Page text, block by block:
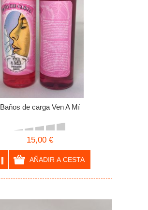
Baños de carga Ven A Mí
15,00 €